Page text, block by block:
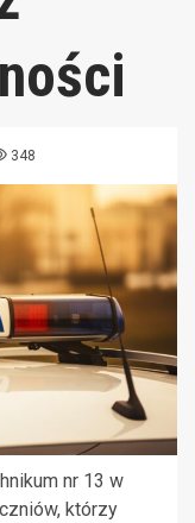
348
nr 13 w
którzy